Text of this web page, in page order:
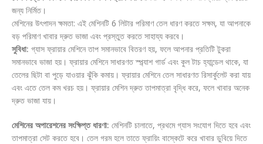
জন্য নির্মিত।
মেশিনের উৎপাদন ক্ষমতা: এই মেশিনটি 6 লিটার পরিমাণ তেল ধারণ করতে সক্ষম, যা আপনাকে
বড় পরিমাণ খাবার দ্রুত ভাজা এবং প্রস্তুত করতে সাহায্য করবে।
সুবিধা: গ্যাস ফ্রায়ার মেশিনে তাপ সমানভাবে বিতরণ হয়, ফলে আপনার প্রতিটি টুকরা
সমানভাবে ভাজা হয়। ফ্রায়ার মেশিনে সাধারণত স্প্ল্যাশ গার্ড এবং কুল টাচ হ্যান্ডেল থাকে, যা
তেলের ছিটা বা পুড়ে যাওয়ার ঝুঁকি কমায়। ফ্রায়ার মেশিনে তেল সাধারণত রিসার্কুলেট করা যায়
এবং এতে তেল কম খরচ হয়। ফ্রায়ার মেশিন দ্রুত তাপমাত্রা বৃদ্ধি করে, ফলে খাবার অনেক
দ্রুত ভাজা যায়।
মেশিনের অপারেশনের সংক্ষিপ্ত ধারণা: মেশিনটি চালাতে, প্রথমে গ্যাস সংযোগ দিতে হবে এবং
তাপমাত্রা সেট করতে হবে। তেল গরম হলে তাতে ফ্রায়িং বাস্কেটে করে খাবার ডুবিয়ে দিতে